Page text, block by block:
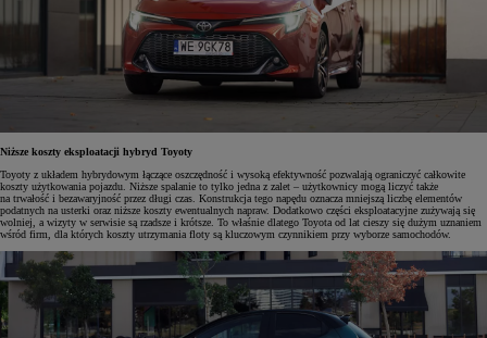
Niższe koszty eksploatacji hybryd Toyoty
Toyoty z układem hybrydowym łączące oszczędność i wysoką efektywność pozwalają ograniczyć całkowite
koszty użytkowania pojazdu. Niższe spalanie to tylko jedna z zalet – użytkownicy mogą liczyć także
na trwałość i bezawaryjność przez długi czas. Konstrukcja tego napędu oznacza mniejszą liczbę elementów
podatnych na usterki oraz niższe koszty ewentualnych napraw. Dodatkowo części eksploatacyjne zużywają się
wolniej, a wizyty w serwisie są rzadsze i krótsze. To właśnie dlatego Toyota od lat cieszy się dużym uznaniem
wśród firm, dla których koszty utrzymania floty są kluczowym czynnikiem przy wyborze samochodów.